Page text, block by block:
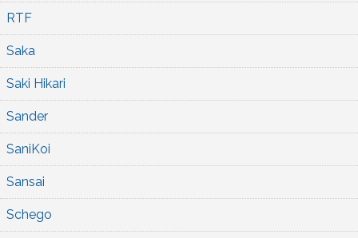
RTF
Saka
Saki Hikari
Sander
SaniKoi
Sansai
Schego